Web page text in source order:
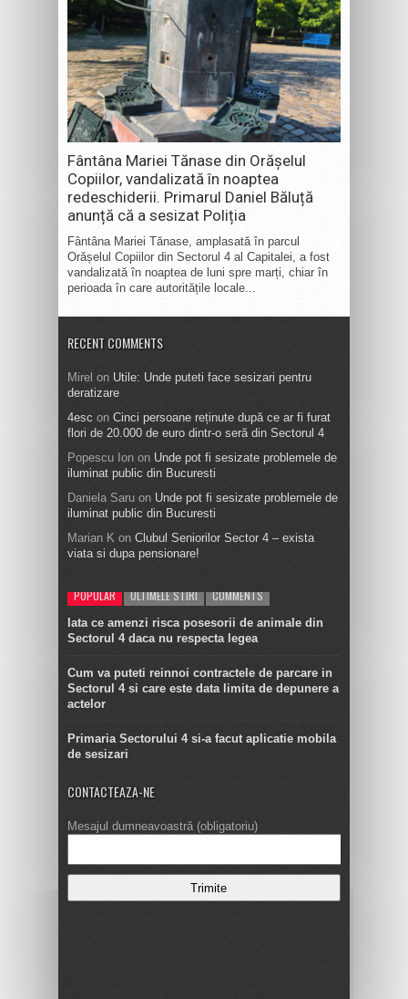
Fântâna Mariei Tănase din Orășelul
Copiilor, vandalizată în noaptea
redeschiderii. Primarul Daniel Băluță
anunță că a sesizat Poliția
Fântâna Mariei Tănase, amplasată în parcul
Orășelul Copiilor din Sectorul 4 al Capitalei, a fost
vandalizată în noaptea de luni spre marți, chiar în
perioada în care autoritățile locale...
RECENT COMMENTS
Mirel on Utile: Unde puteti face sesizari pentru
deratizare
4esc on Cinci persoane reținute după ce ar fi furat
flori de 20.000 de euro dintr-o seră din Sectorul 4
Popescu Ion on Unde pot fi sesizate problemele de
iluminat public din Bucuresti
Daniela Saru on Unde pot fi sesizate problemele de
iluminat public din Bucuresti
Marian K on Clubul Seniorilor Sector 4 – exista
viata si dupa pensionare!
POPULAR ULTIMELE STIRI COMMENTS
Iata ce amenzi risca posesorii de animale din
Sectorul 4 daca nu respecta legea
Cum va puteti reinnoi contractele de parcare in
Sectorul 4 si care este data limita de depunere a
actelor
Primaria Sectorului 4 si-a facut aplicatie mobila
de sesizari
CONTACTEAZA-NE
Mesajul dumneavoastră (obligatoriu)